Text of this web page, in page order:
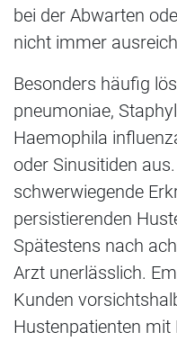
bei der Abwarten
nicht immer
Besonders häufig
pneumoniae,
Haemophila
oder Sinusitiden
schwerwiegende
persistierenden
Spätestens nach
Arzt unerlässlich.
Kunden
Hustenpatienten mit